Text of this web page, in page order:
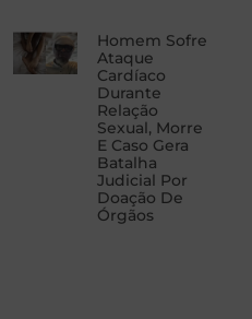
Homem Sofre
Ataque
Cardíaco
Durante
Relação
Sexual, Morre
E Caso Gera
Batalha
Judicial Por
Doação De
Órgãos